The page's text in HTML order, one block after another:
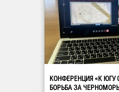
КОНФЕРЕНЦИЯ «К ЮГУ
БОРЬБА ЗА